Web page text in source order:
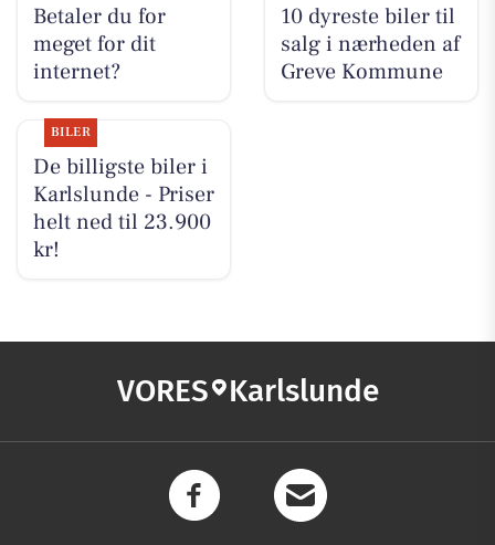
Betaler du for
meget for dit
internet?
10 dyreste biler til
salg i nærheden af
Greve Kommune
BILER
De billigste biler i
Karlslunde - Priser
helt ned til 23.900
kr!
VORES Karlslunde